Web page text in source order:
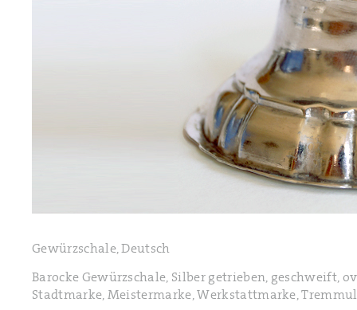
Gewürzschale, Deutsch
Barocke Gewürzschale, Silber getrieben, geschweift,
Stadtmarke, Meistermarke, Werkstattmarke,